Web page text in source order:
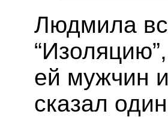
Людмила
ей мужчин
сказал